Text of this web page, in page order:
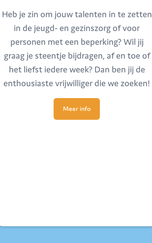
Heb je zin om jouw talenten in te zetten
in de jeugd- en gezinszorg of voor
personen met een beperking? Wil jij
graag je steentje bijdragen, af en toe of
het liefst iedere week? Dan ben jij de
enthousiaste vrijwilliger die we zoeken!
Meer info